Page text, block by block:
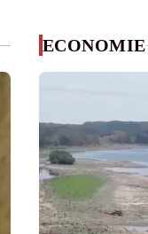
ECONOMIE